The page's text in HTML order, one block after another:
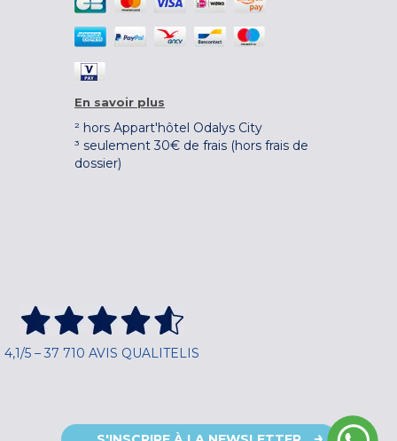
En savoir plus
² hors Appart'hôtel Odalys City
³ seulement 30€ de frais (hors frais de
dossier)
4,1/5 – 37 710 AVIS QUALITELIS